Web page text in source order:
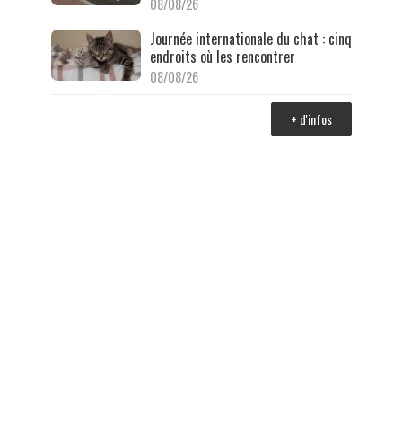
08/08/26
Journée internationale du chat : cinq
endroits où les rencontrer
08/08/26
+ d'infos